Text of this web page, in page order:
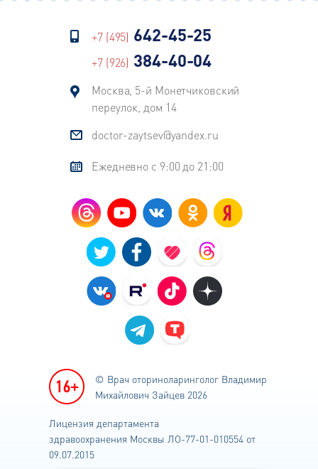
+7 (495) 642-45-25
+7 (926) 384-40-04
Москва, 5-й Монетчиковский
переулок, дом 14
doctor-zaytsev@yandex.ru
Ежедневно с 9:00 до 21:00
© Врач оториноларинголог Владимир
Михайлович Зайцев 2026
Лицензия департамента
здравоохранения Москвы ЛО-77-01-010554 от
09.07.2015